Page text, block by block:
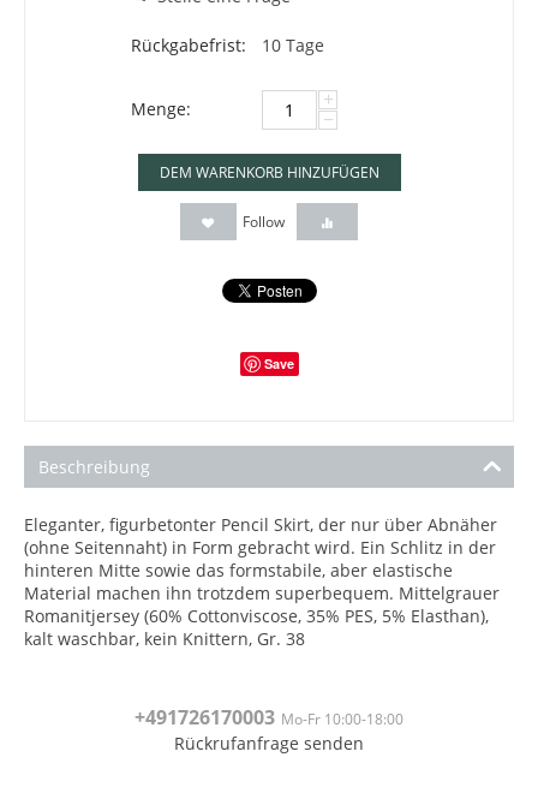
Rückgabefrist: 10 Tage
Menge: +
−
DEM WARENKORB HINZUFÜGEN
Follow
Save
Beschreibung
Eleganter, figurbetonter Pencil Skirt, der nur über Abnäher
(ohne Seitennaht) in Form gebracht wird. Ein Schlitz in der
hinteren Mitte sowie das formstabile, aber elastische
Material machen ihn trotzdem superbequem. Mittelgrauer
Romanitjersey (60% Cottonviscose, 35% PES, 5% Elasthan),
kalt waschbar, kein Knittern, Gr. 38
+491726170003 Mo-Fr 10:00-18:00
Rückrufanfrage senden